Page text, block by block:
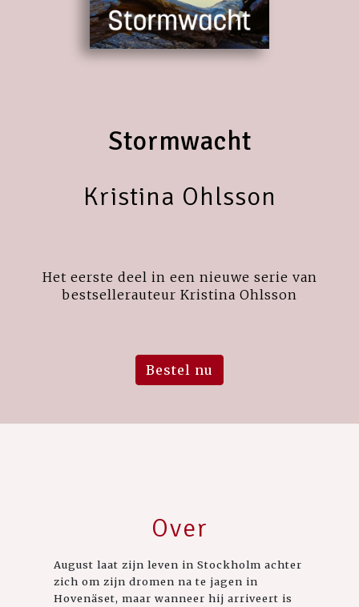
Stormwacht
Kristina Ohlsson
Het eerste deel in een nieuwe serie van
bestsellerauteur Kristina Ohlsson
Bestel nu
Over
August laat zijn leven in Stockholm achter
zich om zijn dromen na te jagen in
Hovenäset, maar wanneer hij arriveert is